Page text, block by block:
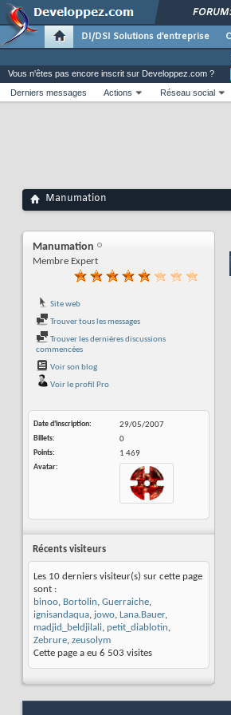
DI/DSI Solutions d'entreprise
Vous n'êtes pas encore inscrit sur Developpez.com ?
Derniers messages
Actions Réseau social
Manumation
Manumation
Membre Expert
Site web
Trouver tous les messages
Trouver les dernières discussions
commencées
Voir son blog
Voir le profil Pro
Date d'inscription
29/05/2007
Billets
0
Points
1 469
Avatar
Récents visiteurs
Les 10 derniers visiteur(s) sur cette page
sont :
binoo, Bortolin, Guerraiche,
ignisandaqua, jowo, Lana.Bauer,
madjid_beldjilali, petit_diablotin,
Zebrure, zeusolym
Cette page a eu 6 503 visites